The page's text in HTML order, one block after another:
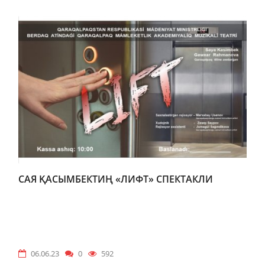
САЯ ҚАСЫМБЕКТИҢ «ЛИФТ» СПЕКТАКЛИ
06.06.23 0 592